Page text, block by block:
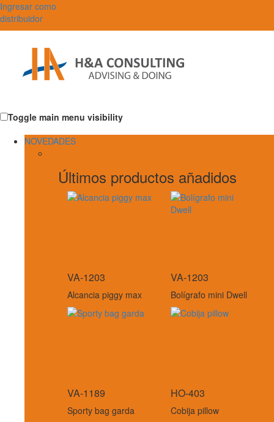
Ingresar como
distribuidor
Toggle main menu visibility
NOVEDADES
Últimos productos añadidos
VA-1203
Alcancia piggy max
VA-1203
Bolígrafo mini Dwell
VA-1189
Sporty bag garda
HO-403
Cobija pillow